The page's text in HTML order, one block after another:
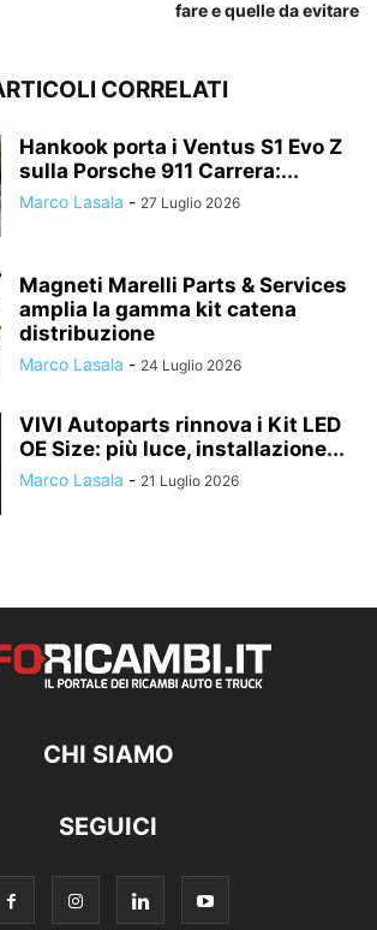
fare e quelle da evitare
CORRELATI
Hankook porta i Ventus S1 Evo Z
sulla Porsche 911 Carrera:...
Marco Lasala - 27 Luglio 2026
Magneti Marelli Parts & Services
amplia la gamma kit catena
distribuzione
Marco Lasala - 24 Luglio 2026
VIVI Autoparts rinnova i Kit LED
OE Size: più luce, installazione...
Marco Lasala - 21 Luglio 2026
CHI SIAMO
SEGUICI